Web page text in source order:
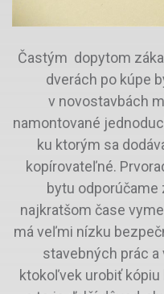
Častým dopytom
dverách po kúpe
v novostavbách
namontované
ku ktorým sa
kopírovateľné.
bytu odporúčame
najkratšom čase
má veľmi nízku
stavebných prác
ktokoľvek urobiť kópiu